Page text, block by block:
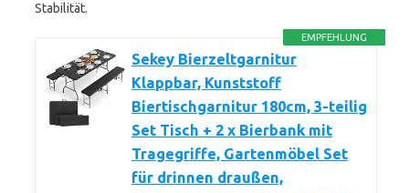
Stabilität.
EMPFEHLUNG
Sekey Bierzeltgarnitur
Klappbar, Kunststoff
Biertischgarnitur 180cm, 3-teilig
Set Tisch + 2 x Bierbank mit
Tragegriffe, Gartenmöbel Set
für drinnen draußen,